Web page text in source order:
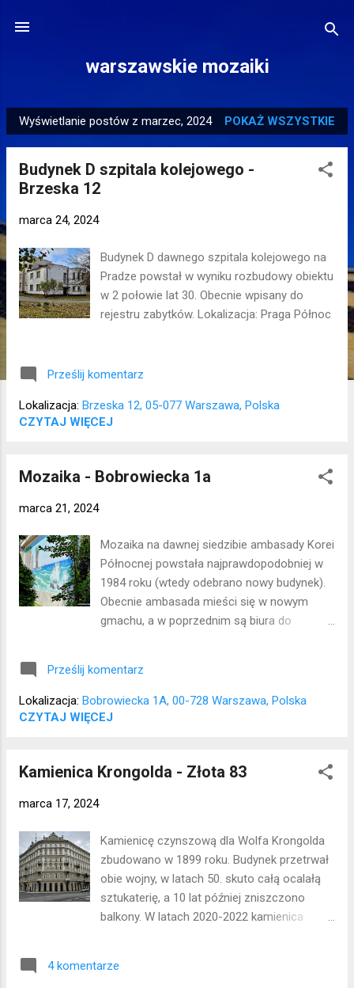
warszawskie mozaiki
P
o
Wyświetlanie postów z marzec, 2024 POKAŻ WSZYSTKIE
Budynek D szpitala kolejowego -
Brzeska 12
marca 24, 2024
Budynek D dawnego szpitala kolejowego na
Pradze powstał w wyniku rozbudowy obiektu
w 2 połowie lat 30. Obecnie wpisany do
rejestru zabytków. Lokalizacja: Praga Północ
Prześlij komentarz
Lokalizacja: Brzeska 12, 05-077 Warszawa, Polska
CZYTAJ WIĘCEJ
Mozaika - Bobrowiecka 1a
marca 21, 2024
Mozaika na dawnej siedzibie ambasady Korei
Północnej powstała najprawdopodobniej w
1984 roku (wtedy odebrano nowy budynek).
Obecnie ambasada mieści się w nowym
gmachu, a w poprzednim są biura do
z mozaiką - bardzo mi szkoda, bo jest
naprawdę ciekawa i ma imponujące
rozmiary. Lokalizacja: Mokotów
Prześlij komentarz
Lokalizacja: Bobrowiecka 1A, 00-728 Warszawa, Polska
CZYTAJ WIĘCEJ
Kamienica Krongolda - Złota 83
marca 17, 2024
Kamienicę czynszową dla Wolfa Krongolda
zbudowano w 1899 roku. Budynek przetrwał
obie wojny, w latach 50. skuto całą ocalałą
sztukaterię, a 10 lat później zniszczono
balkony. W latach 2020-2022 kamienica
4 komentarze